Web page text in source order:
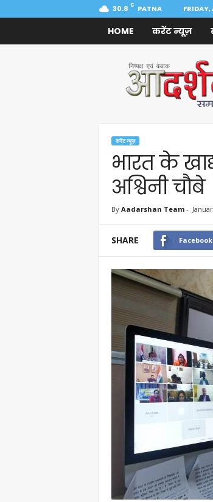
30.8 C PATNA
HOME करेंट न्यूज़
Samachar
करेंट न्यूज़
भारत के
अश्विनी चौबे
By Aadarshan Team-
SHARE Facebook